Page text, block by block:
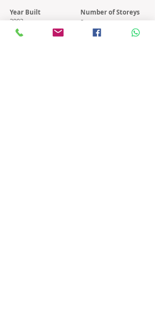
Year Built
2002
Number of Storeys
2